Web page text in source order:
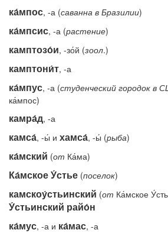
ка́мпос, -а (саванна в Бразилии)
ка́мпсис, -а (растение)
камптозо́и, -зо́й (зоол.)
камптони́т, -а
ка́мпус, -а (студенческий городок в
ка́мпос)
камра́д, -а
камса́, -ы́ и хамса́, -ы́ (рыба)
ка́мский (от Ка́ма)
Ка́мское У́стье (поселок)
камскоу́стьинский (от Ка́мское
У́стьинский райо́н
ка́мус, -а и ка́мас, -а